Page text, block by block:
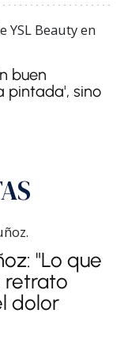
buen
pintada', sino
"Lo que
retrato
dolor